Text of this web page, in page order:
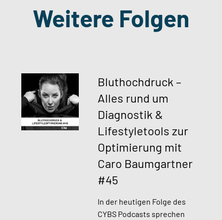
Weitere Folgen
Bluthochdruck –
Alles rund um
Diagnostik &
Lifestyletools zur
Optimierung mit
Caro Baumgartner
#45​
In der heutigen Folge des
CYBS Podcasts sprechen